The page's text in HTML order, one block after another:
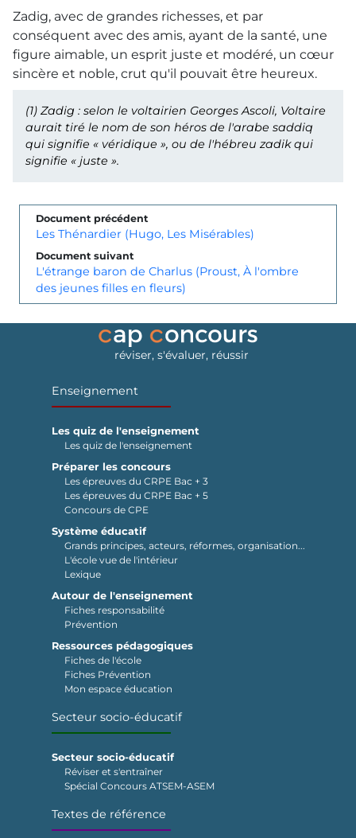
Zadig, avec de grandes richesses, et par
conséquent avec des amis, ayant de la santé, une
figure aimable, un esprit juste et modéré, un cœur
sincère et noble, crut qu'il pouvait être heureux.
(1) Zadig : selon le voltairien Georges Ascoli, Voltaire
aurait tiré le nom de son héros de l'arabe saddiq
qui signifie « véridique », ou de l'hébreu zadikqui
signifie « juste ».
Document précédent
Les Thénardier (Hugo, Les Misérables)
Document suivant
L'étrange baron de Charlus (Proust, À l'ombre
des jeunes filles en fleurs)
réviser, s'évaluer, réussir
Enseignement
Les quiz de l'enseignement
Les quiz de l'enseignement
Préparer les concours
Les épreuves du CRPE Bac + 3
Les épreuves du CRPE Bac + 5
Concours de CPE
Système éducatif
Grands principes, acteurs, réformes, organisation...
L'école vue de l'intérieur
Lexique
Autour de l'enseignement
Fiches responsabilité
Prévention
Ressources pédagogiques
Fiches de l'école
Fiches Prévention
Mon espace éducation
Secteur socio-éducatif
Secteur socio-éducatif
Réviser et s'entraîner
Spécial Concours ATSEM-ASEM
Textes de référence